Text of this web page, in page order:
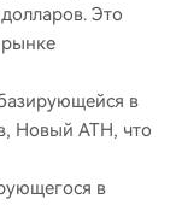
Это
рынке
в
Новый ATH, что
в